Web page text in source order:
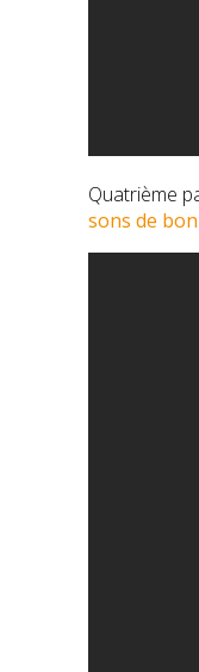
Quatrième
sons de